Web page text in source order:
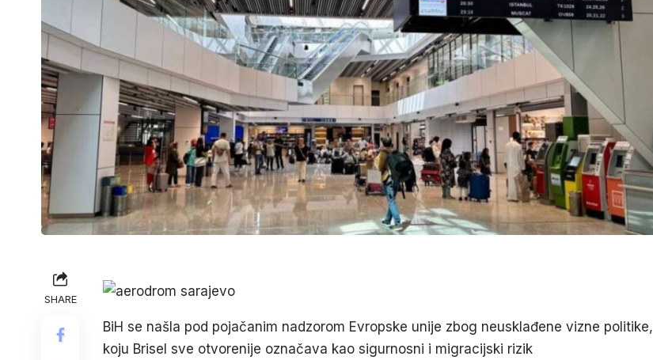
SHARE
BiH se našla pod pojačanim nadzorom Evropske unije zbog neusklađene vizne politike,
koju Brisel sve otvorenije označava kao sigurnosni i migracijski rizik